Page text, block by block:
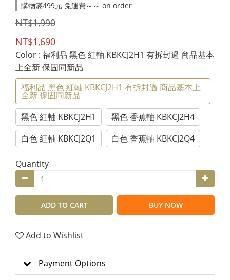
購物滿499元 免運費～～ on order
NT$1,990
NT$1,690
Color : 福利品 黑色 紅軸 KBKCJ2H1 有拆封過 商品基本
上全新 保固同新品
福利品 黑色 紅軸 KBKCJ2H1 有拆封過 商品基本上
全新 保固同新品
黑色 紅軸 KBKCJ2H1
黑色 香蕉軸 KBKCJ2H4
白色 紅軸 KBKCJ2Q1
白色 香蕉軸 KBKCJ2Q4
Quantity
ADD TO CART BUY NOW
Add to Wishlist
Payment Options